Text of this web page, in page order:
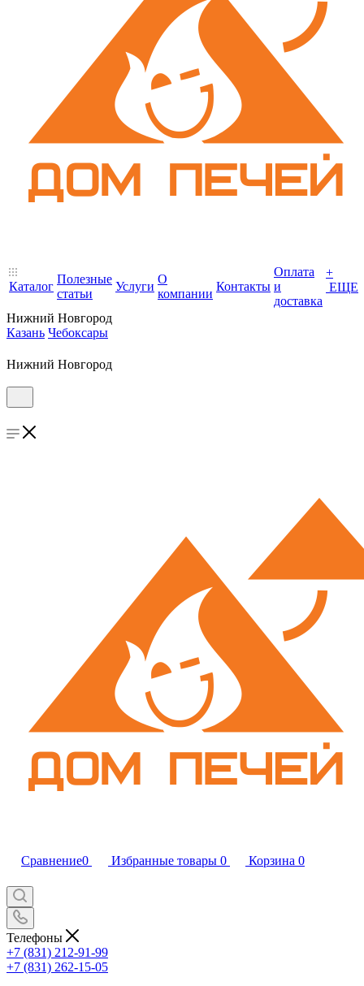
Каталог
Полезные
статьи
Услуги
О
компании
Контакты
Оплата
и
доставка
+
ЕЩЕ
Нижний Новгород
Казань Чебоксары
Нижний Новгород
Сравнение0 Избранные товары 0 Корзина 0
Телефоны
+7 (831) 212-91-99
+7 (831) 262-15-05